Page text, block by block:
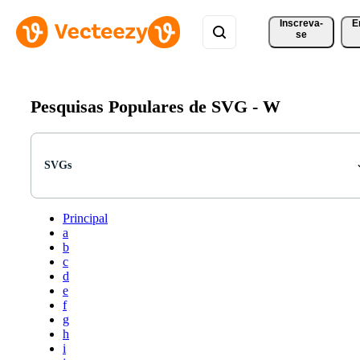
Inscreva-
se
Pesquisas Populares de SVG - W
SVGs
Principal
a
b
c
d
e
f
g
h
i